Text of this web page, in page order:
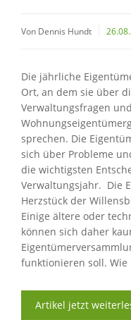
Von Dennis Hundt
Die jährliche
Ort, an dem sie über
Verwaltungsfragen
sprechen. Die
sich über Probleme
die wichtigsten
Verwaltungsjahr. Die
Herzstück der
Einige ältere oder
können sich daher
funktionieren soll. Wie
Artikel jetzt